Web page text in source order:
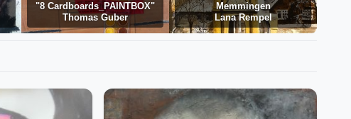
"8 Cardboards_PAINTBOX"
Thomas Guber
Memmingen
Lana Rempel